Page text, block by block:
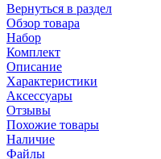
Вернуться в раздел
Обзор товара
Набор
Комплект
Описание
Характеристики
Аксессуары
Отзывы
Похожие товары
Наличие
Файлы